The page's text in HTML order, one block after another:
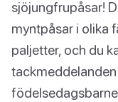
sjöjungfrupåsar!
myntpåsar i olika
paljetter, och du